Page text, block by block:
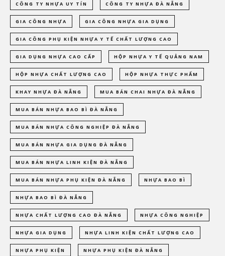
CÔNG TY NHỰA UY TÍN CÔNG TY NHỰA ĐÀ NẴNG
GIA CÔNG NHỰA GIA CÔNG NHỰA GIA DỤNG
GIA CÔNG PHỤ KIỆN NHỰA Y TẾ CHẤT LƯỢNG CAO
GIA DỤNG NHỰA CAO CẤP HỘP NHỰA Y TẾ QUẢNG NAM
HỘP NHỰA CHẤT LƯỢNG CAO HỘP NHỰA THỰC PHẨM
KHAY NHỰA ĐÀ NẴNG MUA BÁN CHAI NHỰA ĐÀ NẴNG
MUA BÁN NHỰA BAO BÌ ĐÀ NẴNG
MUA BÁN NHỰA CÔNG NGHIỆP ĐÀ NẴNG
MUA BÁN NHỰA GIA DỤNG ĐÀ NẴNG
MUA BÁN NHỰA LINH KIỆN ĐÀ NẴNG
MUA BÁN NHỰA PHỤ KIỆN ĐÀ NẴNG NHỰA BAO BÌ
NHỰA BAO BÌ ĐÀ NẴNG
NHỰA CHẤT LƯỢNG CAO ĐÀ NẴNG NHỰA CÔNG NGHIỆP
NHỰA GIA DỤNG NHỰA LINH KIỆN CHẤT LƯỢNG CAO
NHỰA PHỤ KIỆN NHỰA PHỤ KIỆN ĐÀ NẴNG